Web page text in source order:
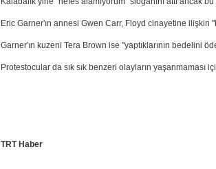
Eric Garner'ın annesi Gwen Carr, Floyd cinayetine
Garner'ın kuzeni Tera Brown ise "yaptıklarının bedelini
Protestocular da sık sık benzeri olayların yaşanmaması
TRT Haber